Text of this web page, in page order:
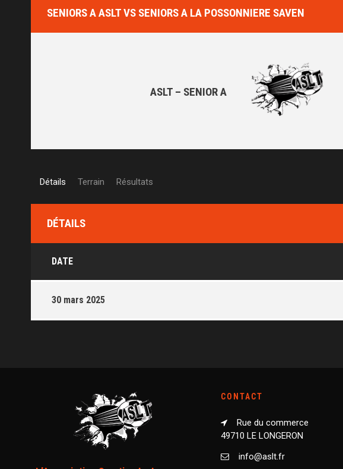
SENIORS A ASLT VS SENIORS A LA POSSONNIERE SAVEN
ASLT – SENIOR A
Détails Terrain Résultats
DÉTAILS
DATE
30 mars 2025
CONTACT
Rue du commerce
49710 LE LONGERON
info@aslt.fr